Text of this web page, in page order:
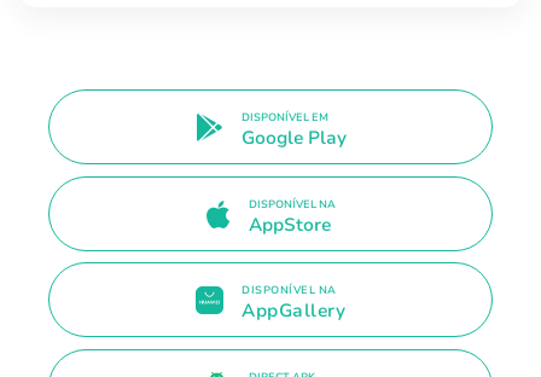
DISPONÍVEL EM
Google Play
DISPONÍVEL NA
AppStore
DISPONÍVEL NA
AppGallery